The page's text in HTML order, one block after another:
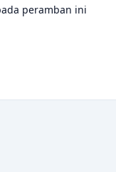
peramban ini